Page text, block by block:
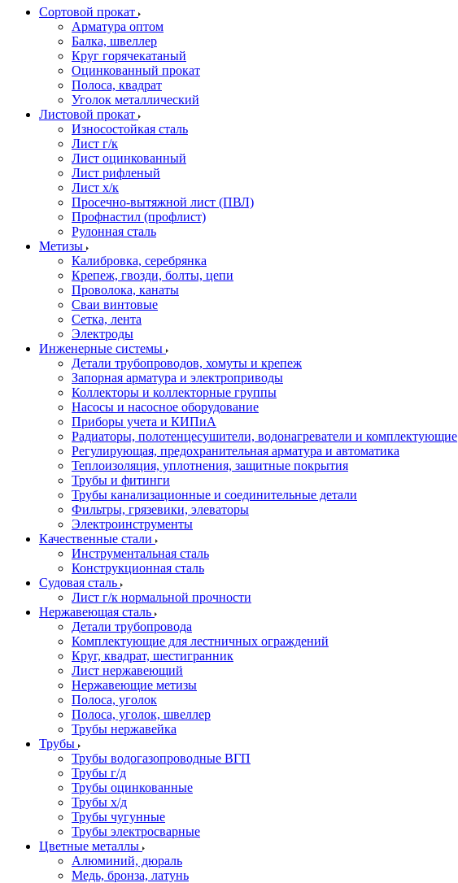
Сортовой прокат
Арматура оптом
Балка, швеллер
Круг горячекатаный
Оцинкованный прокат
Полоса, квадрат
Уголок металлический
Листовой прокат
Износостойкая сталь
Лист г/к
Лист оцинкованный
Лист рифленый
Лист х/к
Просечно-вытяжной лист (ПВЛ)
Профнастил (профлист)
Рулонная сталь
Метизы
Калибровка, серебрянка
Крепеж, гвозди, болты, цепи
Проволока, канаты
Сваи винтовые
Сетка, лента
Электроды
Инженерные системы
Детали трубопроводов, хомуты и крепеж
Запорная арматура и электроприводы
Коллекторы и коллекторные группы
Насосы и насосное оборудование
Приборы учета и КИПиА
Радиаторы, полотенцесушители, водонагреватели и комплектующие
Регулирующая, предохранительная арматура и автоматика
Теплоизоляция, уплотнения, защитные покрытия
Трубы и фитинги
Трубы канализационные и соединительные детали
Фильтры, грязевики, элеваторы
Электроинструменты
Качественные стали
Инструментальная сталь
Конструкционная сталь
Судовая сталь
Лист г/к нормальной прочности
Нержавеющая сталь
Детали трубопровода
Комплектующие для лестничных ограждений
Круг, квадрат, шестигранник
Лист нержавеющий
Нержавеющие метизы
Полоса, уголок
Полоса, уголок, швеллер
Трубы нержавейка
Трубы
Трубы водогазопроводные ВГП
Трубы г/д
Трубы оцинкованные
Трубы х/д
Трубы чугунные
Трубы электросварные
Цветные металлы
Алюминий, дюраль
Медь, бронза, латунь